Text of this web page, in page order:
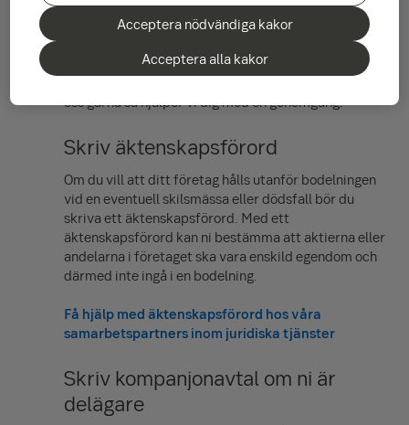
Därför rekommenderar vi att du sparar ihop till en
buffert på runt 5–6 nettolöner innan du startar
verksamheten. Tänk också på att göra en budget för
din privatekonomi innan du startar verksamheten –
då vet du hur mycket som går åt varje månad. Ring
oss gärna så hjälper vi dig med en genomgång.
Skriv äktenskapsförord
Om du vill att ditt företag hålls utanför bodelningen
vid en eventuell skilsmässa eller dödsfall bör du
skriva ett äktenskapsförord. Med ett
äktenskapsförord kan ni bestämma att aktierna eller
andelarna i företaget ska vara enskild egendom och
därmed inte ingå i en bodelning.
Få hjälp med äktenskapsförord hos våra
samarbetspartners inom juridiska tjänster
Skriv kompanjonavtal om ni är
delägare
Acceptera nödvändiga kakor
Acceptera alla kakor